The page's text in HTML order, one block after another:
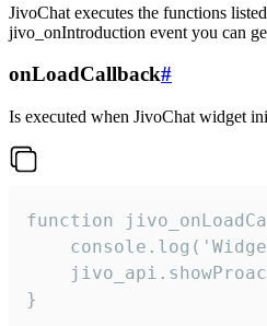
JivoChat executes the functions
jivo_onIntroduction event you can
onLoadCallback#
Is executed when JivoChat widget
function
}